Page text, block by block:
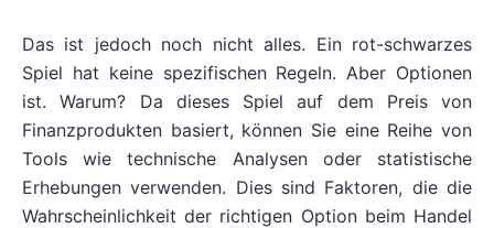
Das ist jedoch noch nicht alles. Ein rot-schwarzes
Spiel hat keine spezifischen Regeln. Aber Optionen
ist. Warum? Da dieses Spiel auf dem Preis von
Finanzprodukten basiert, können Sie eine Reihe von
Tools wie technische Analysen oder statistische
Erhebungen verwenden. Dies sind Faktoren, die die
Wahrscheinlichkeit der richtigen Option beim Handel